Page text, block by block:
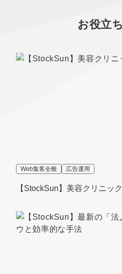
お役立
Web集客全般 広告運用
【StockSun】美容クリニッ